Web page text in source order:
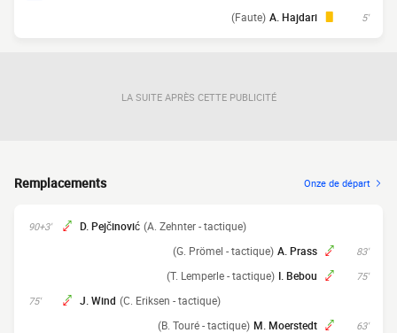
5'
A. Hajdari
(Faute)
LA SUITE APRÈS CETTE PUBLICITÉ
Remplacements Onze de départ
90+3' D. Pejčinović (A. Zehnter - tactique)
83'
A. Prass
(G. Prömel - tactique)
75'
I. Bebou
(T. Lemperle - tactique)
75' J. Wind (C. Eriksen - tactique)
63'
M. Moerstedt
(B. Touré - tactique)